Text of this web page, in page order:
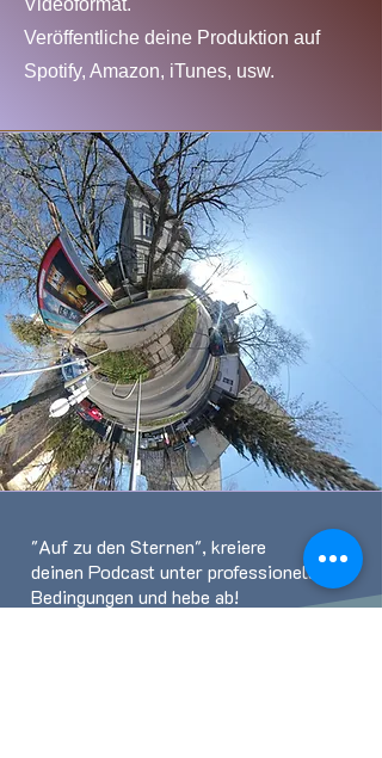
Videoformat.
Veröffentliche deine Produktion auf
Spotify, Amazon, iTunes, usw.
"Auf zu den Sternen", kreiere
deinen Podcast unter professionellen
Bedingungen und hebe ab!